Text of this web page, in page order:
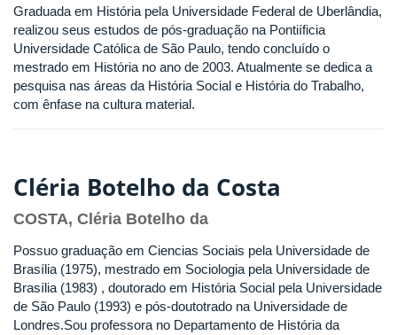
Graduada em História pela Universidade Federal de Uberlândia,
realizou seus estudos de pós-graduação na Pontiíficia
Universidade Católica de São Paulo, tendo concluído o
mestrado em História no ano de 2003. Atualmente se dedica a
pesquisa nas áreas da História Social e História do Trabalho,
com ênfase na cultura material.
Cléria Botelho da Costa
COSTA, Cléria Botelho da
Possuo graduação em Ciencias Sociais pela Universidade de
Brasília (1975), mestrado em Sociologia pela Universidade de
Brasília (1983) , doutorado em História Social pela Universidade
de São Paulo (1993) e pós-doutotrado na Universidade de
Londres.Sou professora no Departamento de História da